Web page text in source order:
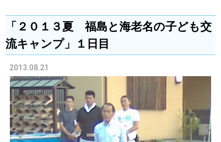
「２０１３夏 福島と海老名の子ども交
流キャンプ」１日目
2013.08.21